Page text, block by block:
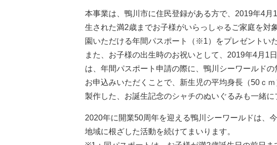
本事業は、鴨川市に住民登録がある方で、2019年4
生された満2歳までお子様がいらっしゃるご家庭を対
園いただける年間パスポート（※1）をプレゼントいた
また、お子様の出生時のお祝いとして、2019年4月1
は、年間パスポート申請の際に、鴨川シーワールド
お申込みいただくことで、新生児の平均身長（50ｃ
製作した、お誕生記念のシャチのぬいぐるみも一緒に
2020年に開業50周年を迎える鴨川シーワールドは、
地域に根ざした活動を続けてまいります。